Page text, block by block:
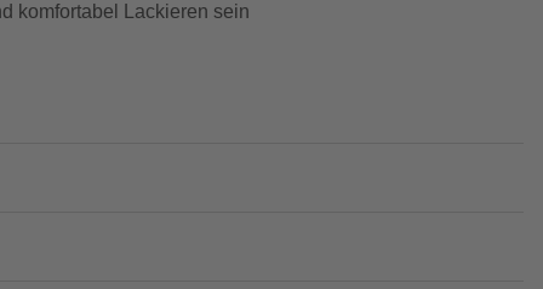
komfortabel Lackieren sein